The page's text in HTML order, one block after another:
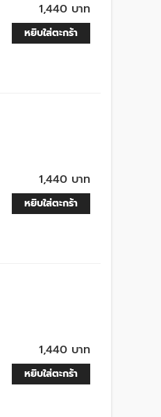
1,440 บาท
หยิบใส่ตะกร้า
1,440 บาท
หยิบใส่ตะกร้า
1,440 บาท
หยิบใส่ตะกร้า